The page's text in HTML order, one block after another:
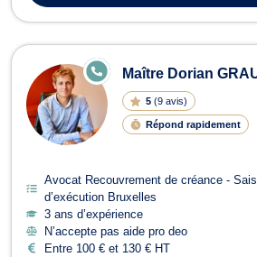
Maître Dorian
5 (9 avis)
Répond rapidement
E
N
E
Avocat Recouvrement de créance -
d’exécution Bruxelles
3 ans d’expérience
N’accepte pas aide pro deo
Entre 100 € et 130 € HT